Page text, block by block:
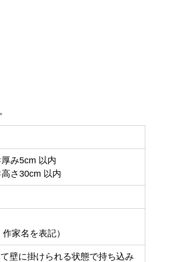
み5cm 以内
さ30cm 以内
家名を表記）
壁に掛けられる状態で持ち込み